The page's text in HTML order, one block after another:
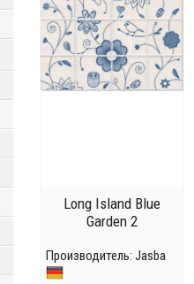
Long Island Blue
Garden 2
Производитель: Jasba